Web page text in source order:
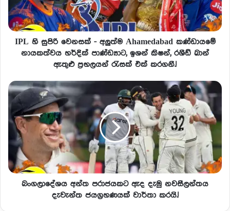
IPL හි සුපිරි වෙනසක් - අලුත්ම Ahamedabad කණ්ඩායමේ
නායකත්වය හර්දික් පාණ්ඩ්‍යාට, ඉශන් කිෂන්, රශීඩ් ඛාන්
ඇතුළු ප්‍රභලයන් රැසක් එක් කරගනී.!
බංගලාදේශය අන්ත පරාජයකට ඇද දැමු නවසීලන්තය
දැවැන්ත ජයග්‍රහණයක් වාර්තා කරයි.!